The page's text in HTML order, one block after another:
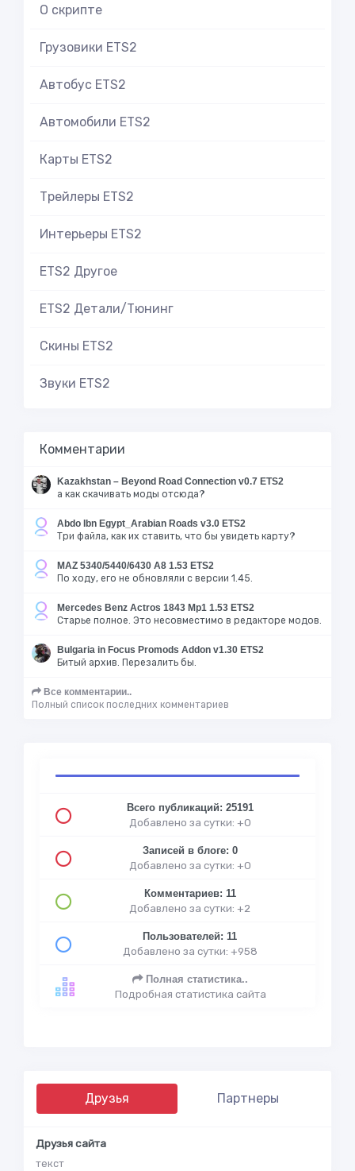
О скрипте
Грузовики ETS2
Автобус ETS2
Автомобили ETS2
Карты ETS2
Трейлеры ETS2
Интерьеры ETS2
ETS2 Другое
ETS2 Детали/Тюнинг
Скины ETS2
Звуки ETS2
Комментарии
Kazakhstan – Beyond Road Connection v0.7 ETS2
а как скачивать моды отсюда?
Abdo Ibn Egypt_Arabian Roads v3.0 ETS2
Три файла, как их ставить, что бы увидеть карту?
MAZ 5340/5440/6430 A8 1.53 ETS2
По ходу, его не обновляли с версии 1.45.
Mercedes Benz Actros 1843 Mp1 1.53 ETS2
Старье полное. Это несовместимо в редакторе модов.
Bulgaria in Focus Promods Addon v1.30 ETS2
Битый архив. Перезалить бы.
Все комментарии..
Полный список последних комментариев
Всего публикаций: 25191
Добавлено за сутки: +0
Записей в блоге: 0
Добавлено за сутки: +0
Комментариев: 11
Добавлено за сутки: +2
Пользователей: 11
Добавлено за сутки: +958
Полная статистика..
Подробная статистика сайта
Друзья Партнеры
Друзья сайта
текст